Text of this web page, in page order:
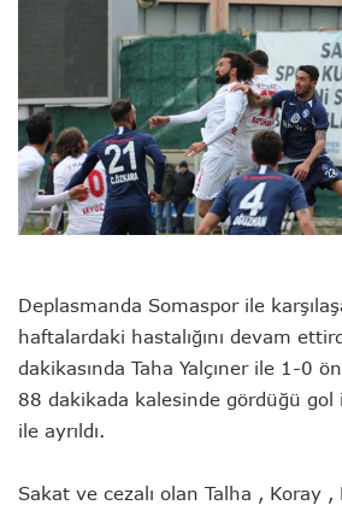
Deplasmanda Somaspor ile
haftalardaki hastalığını devam
dakikasında Taha Yalçıner ile 1-0
88 dakikada kalesinde gördüğü gol
ile ayrıldı.
Sakat ve cezalı olan Talha , Koray ,